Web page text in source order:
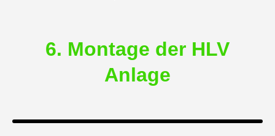
6. Montage der HLV
Anlage